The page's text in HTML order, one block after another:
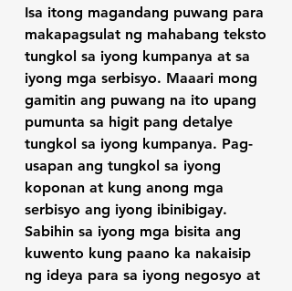
Isa itong magandang puwang para
makapagsulat ng mahabang teksto
tungkol sa iyong kumpanya at sa
iyong mga serbisyo. Maaari mong
gamitin ang puwang na ito upang
pumunta sa higit pang detalye
tungkol sa iyong kumpanya. Pag-
usapan ang tungkol sa iyong
koponan at kung anong mga
serbisyo ang iyong ibinibigay.
Sabihin sa iyong mga bisita ang
kuwento kung paano ka nakaisip
ng ideya para sa iyong negosyo at